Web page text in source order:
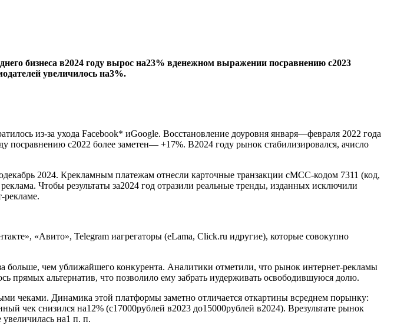
бизнеса в2024 году вырос на23% вденежном выражении посравнению с2023
увеличилось на3%.
из-за ухода Facebook* иGoogle. Восстановление доуровня января—февраля 2022 года
посравнению с2022 более заметен— +17%. В2024 году рынок стабилизировался, ачисло
2024. Крекламным платежам отнесли карточные транзакции сMCC-кодом 7311 (код,
Чтобы результаты за2024 год отразили реальные тренды, изданных исключили
рекламе.
«Авито», Telegram иагрегаторы (eLama, Click.ru идругие), которые совокупно
чем уближайшего конкурента. Аналитики отметили, что рынок интернет-рекламы
прямых альтернатив, что позволило ему забрать иудерживать освободившуюся долю.
чеками. Динамика этой платформы заметно отличается откартины всреднем порынку:
чек снизился на12% (с17000рублей в2023 до15000рублей в2024). Врезультате рынок
на1 п. п.